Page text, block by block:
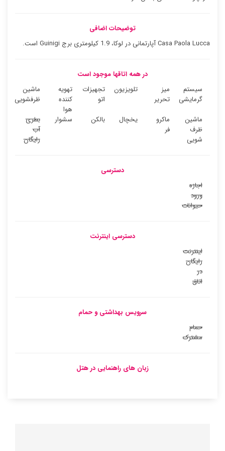
توضیحات اضافی
Casa Paola Lucca آپارتمانی در لوکا، 1.9 کیلومتری برج Guinigi است.
در همه اتاقها موجود است
سیستم
گرمایشی
میز
تحریر
تلویزیون
تجهیزات
اتو
تهویه
کننده
هوا
ماشین
ظرفشویی
ماشین
ظرف
شویی
ماکرو
فر
یخچال بالکن سشوار
بطری
آب
رایگان
دسترسی
اجازه
ورود
حیوانات
دسترسی اینترنت
اینترنت
رایگان
در
اتاق
سرویس بهداشتی و حمام
حمام
مشترک
زبان های راهنمایی در هتل